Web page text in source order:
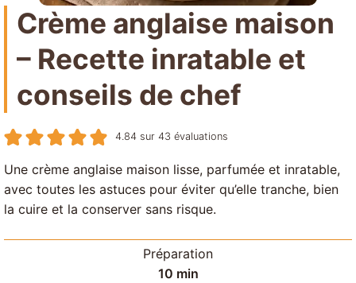
Crème anglaise maison
– Recette inratable et
conseils de chef
4.84 sur43 évaluations
Une crème anglaise maison lisse, parfumée et inratable,
avec toutes les astuces pour éviter qu’elle tranche, bien
la cuire et la conserver sans risque.
Préparation
10minutes
min